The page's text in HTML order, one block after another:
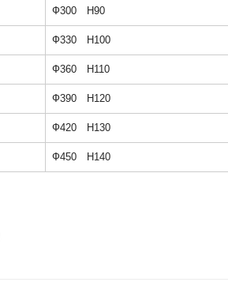
Ф300 H90
Ф330 H100
Ф360 H110
Ф390 H120
Ф420 H130
Ф450 H140